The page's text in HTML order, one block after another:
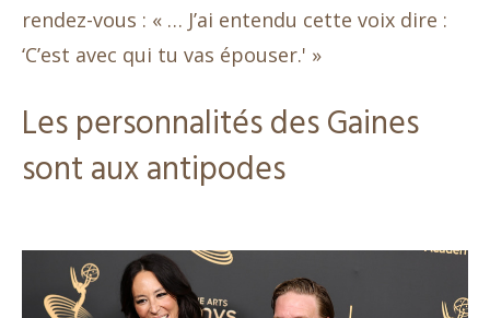
rendez-vous : « … J’ai entendu cette voix dire :
‘C’est avec qui tu vas épouser.' »
Les personnalités des Gaines
sont aux antipodes